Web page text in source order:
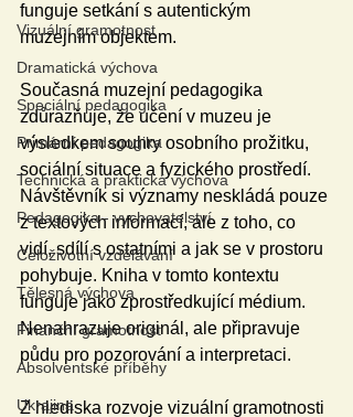
Vizuální gramotnost
Dramatická výchova
Speciální pedagogika
Primární pedagogika
Technická a praktická výchova
Pedagogika - vychovatelství
Celoživotní vzdělávání
Tělesná výchova
Finanční gramotnost
Absolventské příběhy
Ukrajina
funguje setkání s autentickým
muzejním objektem.
Současná muzejní pedagogika
zdůrazňuje, že učení v muzeu je
výsledkem souhry osobního prožitku,
sociální situace a fyzického prostředí.
Návštěvník si významy neskládá pouze
z textových informací, ale z toho, co
vidí, sdílí s ostatními a jak se v prostoru
pohybuje. Kniha v tomto kontextu
funguje jako zprostředkující médium.
Nenahrazuje originál, ale připravuje
půdu pro pozorování a interpretaci.
Z hlediska rozvoje vizuální gramotnosti